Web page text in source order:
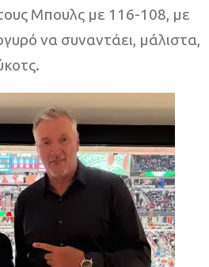
Μπουλς με 116-108, με
να συναντάει, μάλιστα,